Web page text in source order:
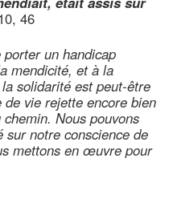
46
un handicap
mendicité, et à la
solidarité est peut-être
vie rejette encore bien
Nous pouvons
sur notre conscience de
mettons en œuvre pour